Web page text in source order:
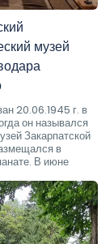
музей
20.06.1945 г. в
он назывался
Закарпатской
в
В июне